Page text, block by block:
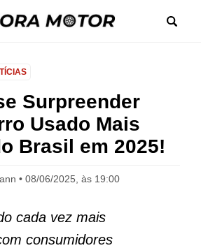
Surpreender
Usado Mais
Brasil em 2025!
08/06/2025, às 19:00
cada vez mais
consumidores